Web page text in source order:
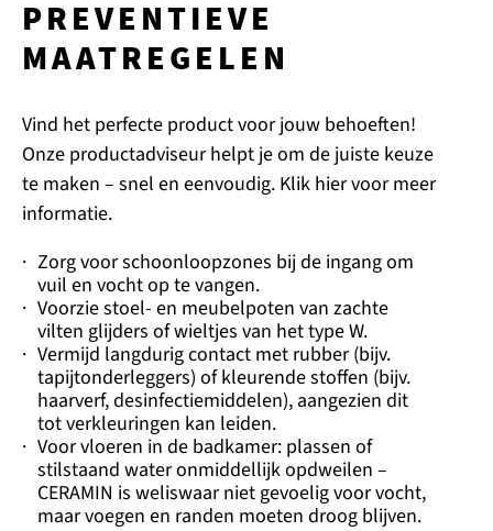
PREVENTIEVE
MAATREGELEN
Vind het perfecte product voor jouw behoeften!
Onze productadviseur helpt je om de juiste keuze
te maken – snel en eenvoudig. Klik hier voor meer
informatie.
· Zorg voor schoonloopzones bij de ingang om
vuil en vocht op te vangen.
· Voorzie stoel- en meubelpoten van zachte
vilten glijders of wieltjes van het type W.
· Vermijd langdurig contact met rubber (bijv.
tapijtonderleggers) of kleurende stoffen (bijv.
haarverf, desinfectiemiddelen), aangezien dit
tot verkleuringen kan leiden.
· Voor vloeren in de badkamer: plassen of
stilstaand water onmiddellijk opdweilen –
CERAMIN is weliswaar niet gevoelig voor vocht,
maar voegen en randen moeten droog blijven.